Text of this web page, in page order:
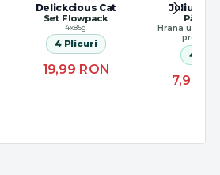
Delickcious Cat
Set Flowpack
4x85g
4 Plicuri
19,99 RON
Julius K9
Păstrăv
Hrana umedă
415 g
7,99